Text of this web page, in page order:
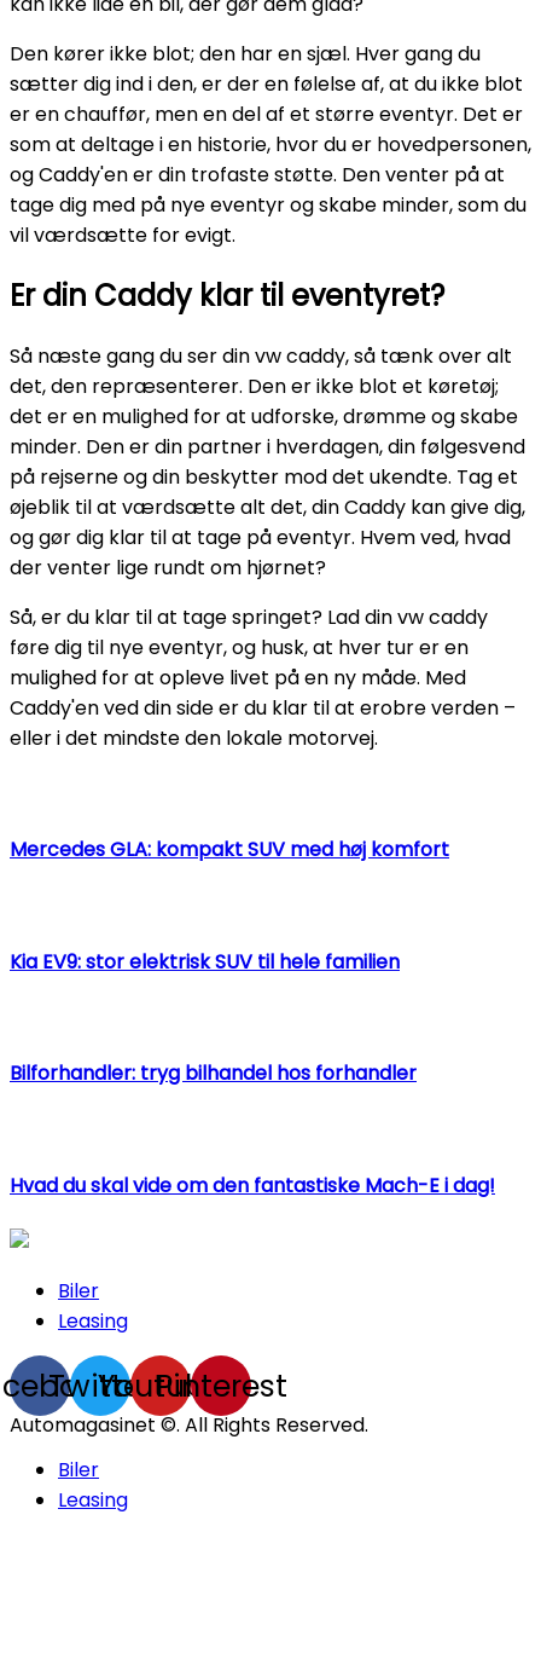
Den kører ikke blot; den har en sjæl. Hver gang du
sætter dig ind i den, er der en følelse af, at du ikke blot
er en chauffør, men en del af et større eventyr. Det er
som at deltage i en historie, hvor du er hovedpersonen,
og Caddy'en er din trofaste støtte. Den venter på at
tage dig med på nye eventyr og skabe minder, som du
vil værdsætte for evigt.
Er din Caddy klar til eventyret?
Så næste gang du ser din vw caddy, så tænk over alt
det, den repræsenterer. Den er ikke blot et køretøj;
det er en mulighed for at udforske, drømme og skabe
minder. Den er din partner i hverdagen, din følgesvend
på rejserne og din beskytter mod det ukendte. Tag et
øjeblik til at værdsætte alt det, din Caddy kan give dig,
og gør dig klar til at tage på eventyr. Hvem ved, hvad
der venter lige rundt om hjørnet?
Så, er du klar til at tage springet? Lad din vw caddy
føre dig til nye eventyr, og husk, at hver tur er en
mulighed for at opleve livet på en ny måde. Med
Caddy'en ved din side er du klar til at erobre verden –
eller i det mindste den lokale motorvej.
Mercedes GLA: kompakt SUV med høj komfort
Kia EV9: stor elektrisk SUV til hele familien
Bilforhandler: tryg bilhandel hos forhandler
Hvad du skal vide om den fantastiske Mach-E i dag!
Biler
Leasing
TwitterYoutube
Pinterest
Automagasinet ©. All Rights Reserved.
Biler
Leasing